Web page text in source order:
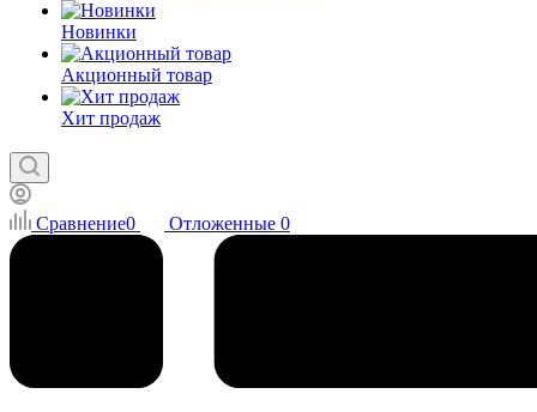
Новинки
Акционный товар
Хит продаж
Сравнение0 Отложенные 0